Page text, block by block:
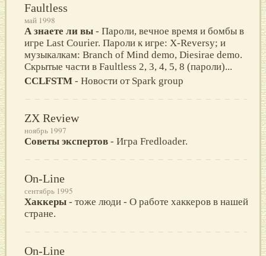
Faultless
май 1998
А знаете ли вы - Пароли, вечное время и бомбы в
игре Last Courier. Пароли к игре: X-Reversy; и
музыкалкам: Branch of Mind demo, Diesirae demo.
Скрытые части в Faultless 2, 3, 4, 5, 8 (пароли)...
CCLFSTM - Новости от Spark group
ZX Review
ноябрь 1997
Советы экспертов - Игра Fredloader.
On-Line
сентябрь 1995
Хаккеры - тоже люди - О работе хаккеров в нашей
стране.
On-Line